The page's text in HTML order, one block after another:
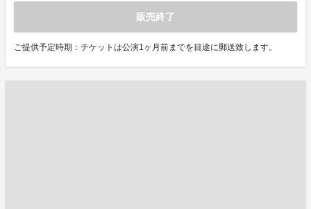
販売終了
ご提供予定時期：チケットは公演1ヶ月前までを目途に郵送致します。